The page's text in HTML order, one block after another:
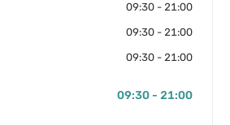
09:30 - 21:00
09:30 - 21:00
09:30 - 21:00
09:30 - 21:00